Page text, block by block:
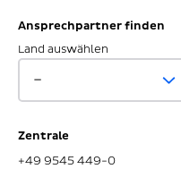
Ansprechpartner finden
Land auswählen
Zentrale
+49 9545 449-0